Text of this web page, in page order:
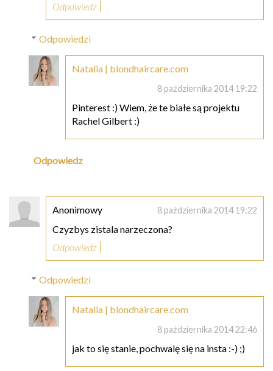
Odpowiedz
Odpowiedzi
Natalia | blondhaircare.com
8 października 2014 19:22
Pinterest :) Wiem, że te białe są projektu
Rachel Gilbert :)
Odpowiedz
Anonimowy 8 października 2014 19:22
Czyzbys zistala narzeczona?
Odpowiedz
Odpowiedzi
Natalia | blondhaircare.com
8 października 2014 22:46
jak to się stanie, pochwalę się na insta :-) ;)